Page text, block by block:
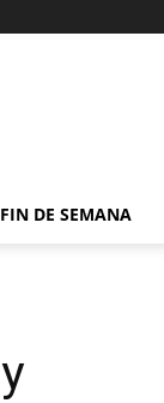
FIN DE SEMANA